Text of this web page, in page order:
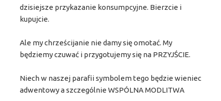
dzisiejsze przykazanie konsumpcyjne. Bierzcie i
kupujcie.
Ale my chrześcijanie nie damy się omotać. My
będziemy czuwać i przygotujemy się na PRZYJŚCIE.
Niech w naszej parafii symbolem tego będzie wieniec
adwentowy a szczególnie WSPÓLNA MODLITWA